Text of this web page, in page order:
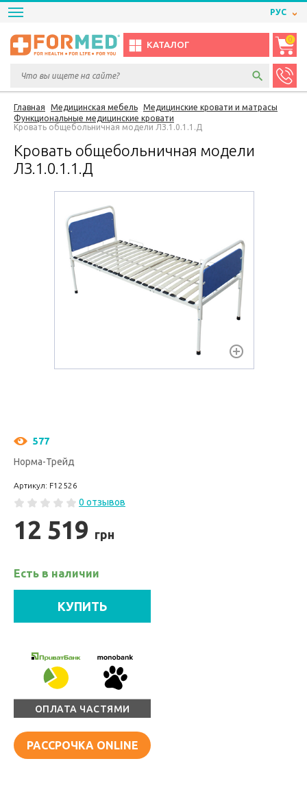
РУС
КАТАЛОГ
0
Главная Медицинская мебель
Медицинские кровати и матрасы
Функциональные медицинские кровати
Кровать общебольничная модели ЛЗ.1.0.1.1.Д
Кровать общебольничная модели
ЛЗ.1.0.1.1.Д
577
Норма-Трейд
Артикул: F12526
0 отзывов
12 519 грн
Есть в наличии
КУПИТЬ
ОПЛАТА ЧАСТЯМИ
РАССРОЧКА ONLINE